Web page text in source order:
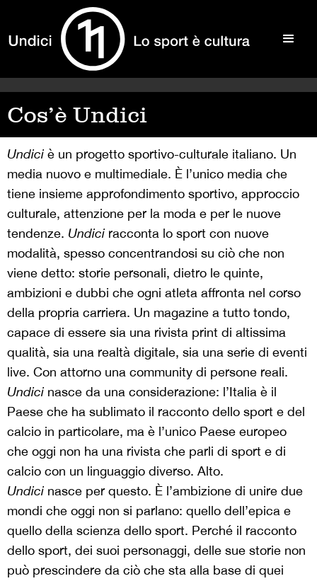
Cos’è Undici
Undici è un progetto sportivo-culturale italiano. Un
media nuovo e multimediale. È l’unico media che
tiene insieme approfondimento sportivo, approccio
culturale, attenzione per la moda e per le nuove
tendenze. Undici racconta lo sport con nuove
modalità, spesso concentrandosi su ciò che non
viene detto: storie personali, dietro le quinte,
ambizioni e dubbi che ogni atleta affronta nel corso
della propria carriera. Un magazine a tutto tondo,
capace di essere sia una rivista print di altissima
qualità, sia una realtà digitale, sia una serie di eventi
live. Con attorno una community di persone reali.
Undici nasce da una considerazione: l’Italia è il
Paese che ha sublimato il racconto dello sport e del
calcio in particolare, ma è l’unico Paese europeo
che oggi non ha una rivista che parli di sport e di
calcio con un linguaggio diverso. Alto.
Undici nasce per questo. È l’ambizione di unire due
mondi che oggi non si parlano: quello dell’epica e
quello della scienza dello sport. Perché il racconto
dello sport, dei suoi personaggi, delle sue storie non
può prescindere da ciò che sta alla base di quei